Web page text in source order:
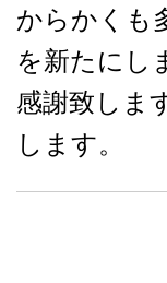
からかくも
を新たにし
感謝致しま
します。